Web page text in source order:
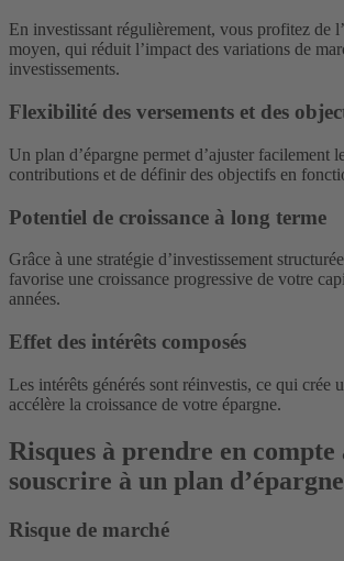
En investissant régulièrement, vous profitez de
moyen, qui réduit l’impact des variations de
investissements.
Flexibilité des versements et des
Un plan d’épargne permet d’ajuster facilement
contributions et de définir des objectifs en
Potentiel de croissance à long terme
Grâce à une stratégie d’investissement
favorise une croissance progressive de votre
années.
Effet des intérêts composés
Les intérêts générés sont réinvestis, ce qui crée
accélère la croissance de votre épargne.
Risques à prendre en compte
souscrire à un plan d’épargne
Risque de marché